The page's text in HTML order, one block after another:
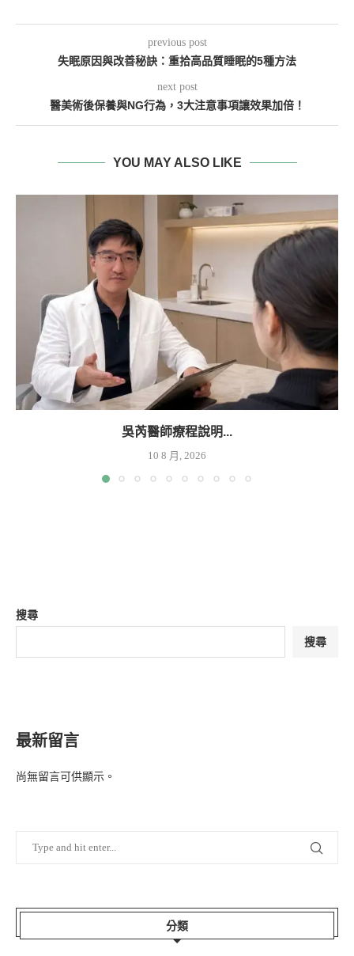
previous post
失眠原因與改善秘訣：重拾高品質睡眠的5種方法
next post
醫美術後保養與NG行為，3大注意事項讓效果加倍！
YOU MAY ALSO LIKE
吳芮醫師療程說明...
10 8 月, 2026
搜尋
搜尋
最新留言
尚無留言可供顯示。
分類